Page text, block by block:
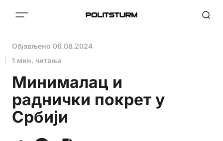
Објављено 06.08.2024
1 мин. читања
Минималац и
раднички покрет у
Србији